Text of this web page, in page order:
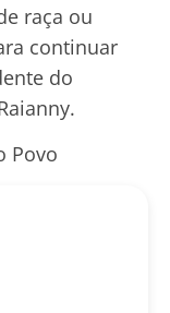
raça ou
continuar
do
Povo